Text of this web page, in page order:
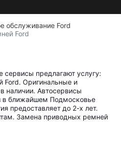
обслуживание Ford
Ford
предлагают услугу:
Ford. Оригинальные и
наличии. Автосервисы
в ближайшем Подмосковье
предоставляет до 2-х лет.
Замена приводных ремней